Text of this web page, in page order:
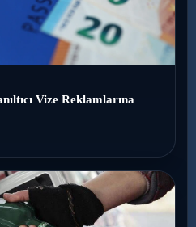
Vize Reklamlarına